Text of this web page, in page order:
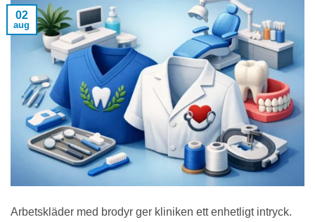
02
aug
Arbetskläder med brodyr ger kliniken ett enhetligt intryck.